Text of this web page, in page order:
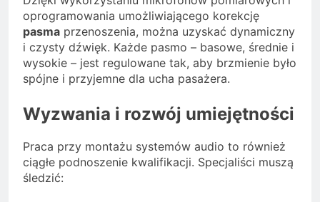
oprogramowania umożliwiającego korekcję
pasma przenoszenia, można uzyskać dynamiczny
i czysty dźwięk. Każde pasmo – basowe, średnie i
wysokie – jest regulowane tak, aby brzmienie było
spójne i przyjemne dla ucha pasażera.
Wyzwania i rozwój umiejętności
Praca przy montażu systemów audio to również
ciągłe podnoszenie kwalifikacji. Specjaliści muszą
śledzić: